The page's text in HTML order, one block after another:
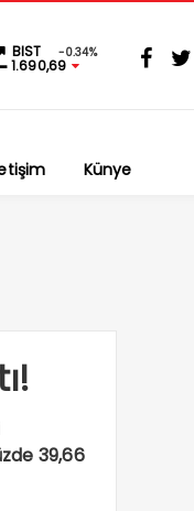
BIST -0.34%
1.690,69
Künye
39,66